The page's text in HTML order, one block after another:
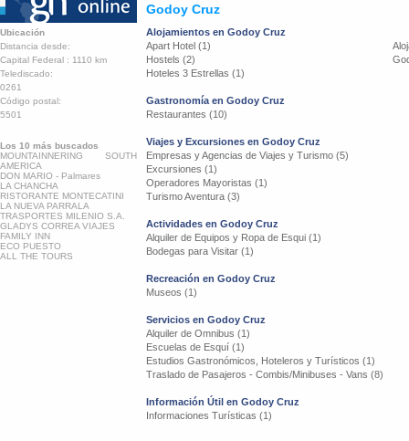
Godoy Cruz
Ubicación
Distancia desde:
Capital Federal : 1110 km
Telediscado:
0261
Código postal:
5501
Los 10 más buscados
MOUNTAINNERING SOUTH
AMERICA
DON MARIO - Palmares
LA CHANCHA
RISTORANTE MONTECATINI
LA NUEVA PARRALA
TRASPORTES MILENIO S.A.
GLADYS CORREA VIAJES
FAMILY INN
ECO PUESTO
ALL THE TOURS
Alojamientos en Godoy Cruz
Apart Hotel (1)
Hostels (2)
Hoteles 3 Estrellas (1)
Gastronomía en Godoy Cruz
Restaurantes (10)
Viajes y Excursiones en Godoy Cruz
Empresas y Agencias de Viajes y Turismo (5)
Excursiones (1)
Operadores Mayoristas (1)
Turismo Aventura (3)
Actividades en Godoy Cruz
Alquiler de Equipos y Ropa de Esqui (1)
Bodegas para Visitar (1)
Recreación en Godoy Cruz
Museos (1)
Servicios en Godoy Cruz
Alquiler de Omnibus (1)
Escuelas de Esquí (1)
Estudios Gastronómicos, Hoteleros y Turísticos (1)
Traslado de Pasajeros - Combis/Minibuses - Vans (8)
Información Útil en Godoy Cruz
Informaciones Turísticas (1)